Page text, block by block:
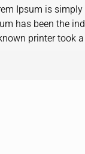
Ipsum is
has been the
printer took